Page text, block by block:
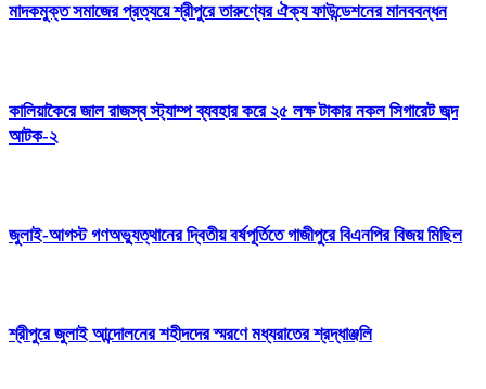
মাদকমুক্ত সমাজের প্রত্যয়ে শ্রীপুরে তারুণ্যের ঐক্য ফাউন্ডেশনের মানববন্ধন
কালিয়াকৈরে জাল রাজস্ব স্ট্যাম্প ব্যবহার করে ২৫ লক্ষ টাকার নকল সিগারেট জব্দ
আটক-২
জুলাই-আগস্ট গণঅভ্যুত্থানের দ্বিতীয় বর্ষপূর্তিতে গাজীপুরে বিএনপির বিজয় মিছিল
শ্রীপুরে জুলাই আন্দোলনের শহীদদের স্মরণে মধ্যরাতের শ্রদ্ধাঞ্জলি